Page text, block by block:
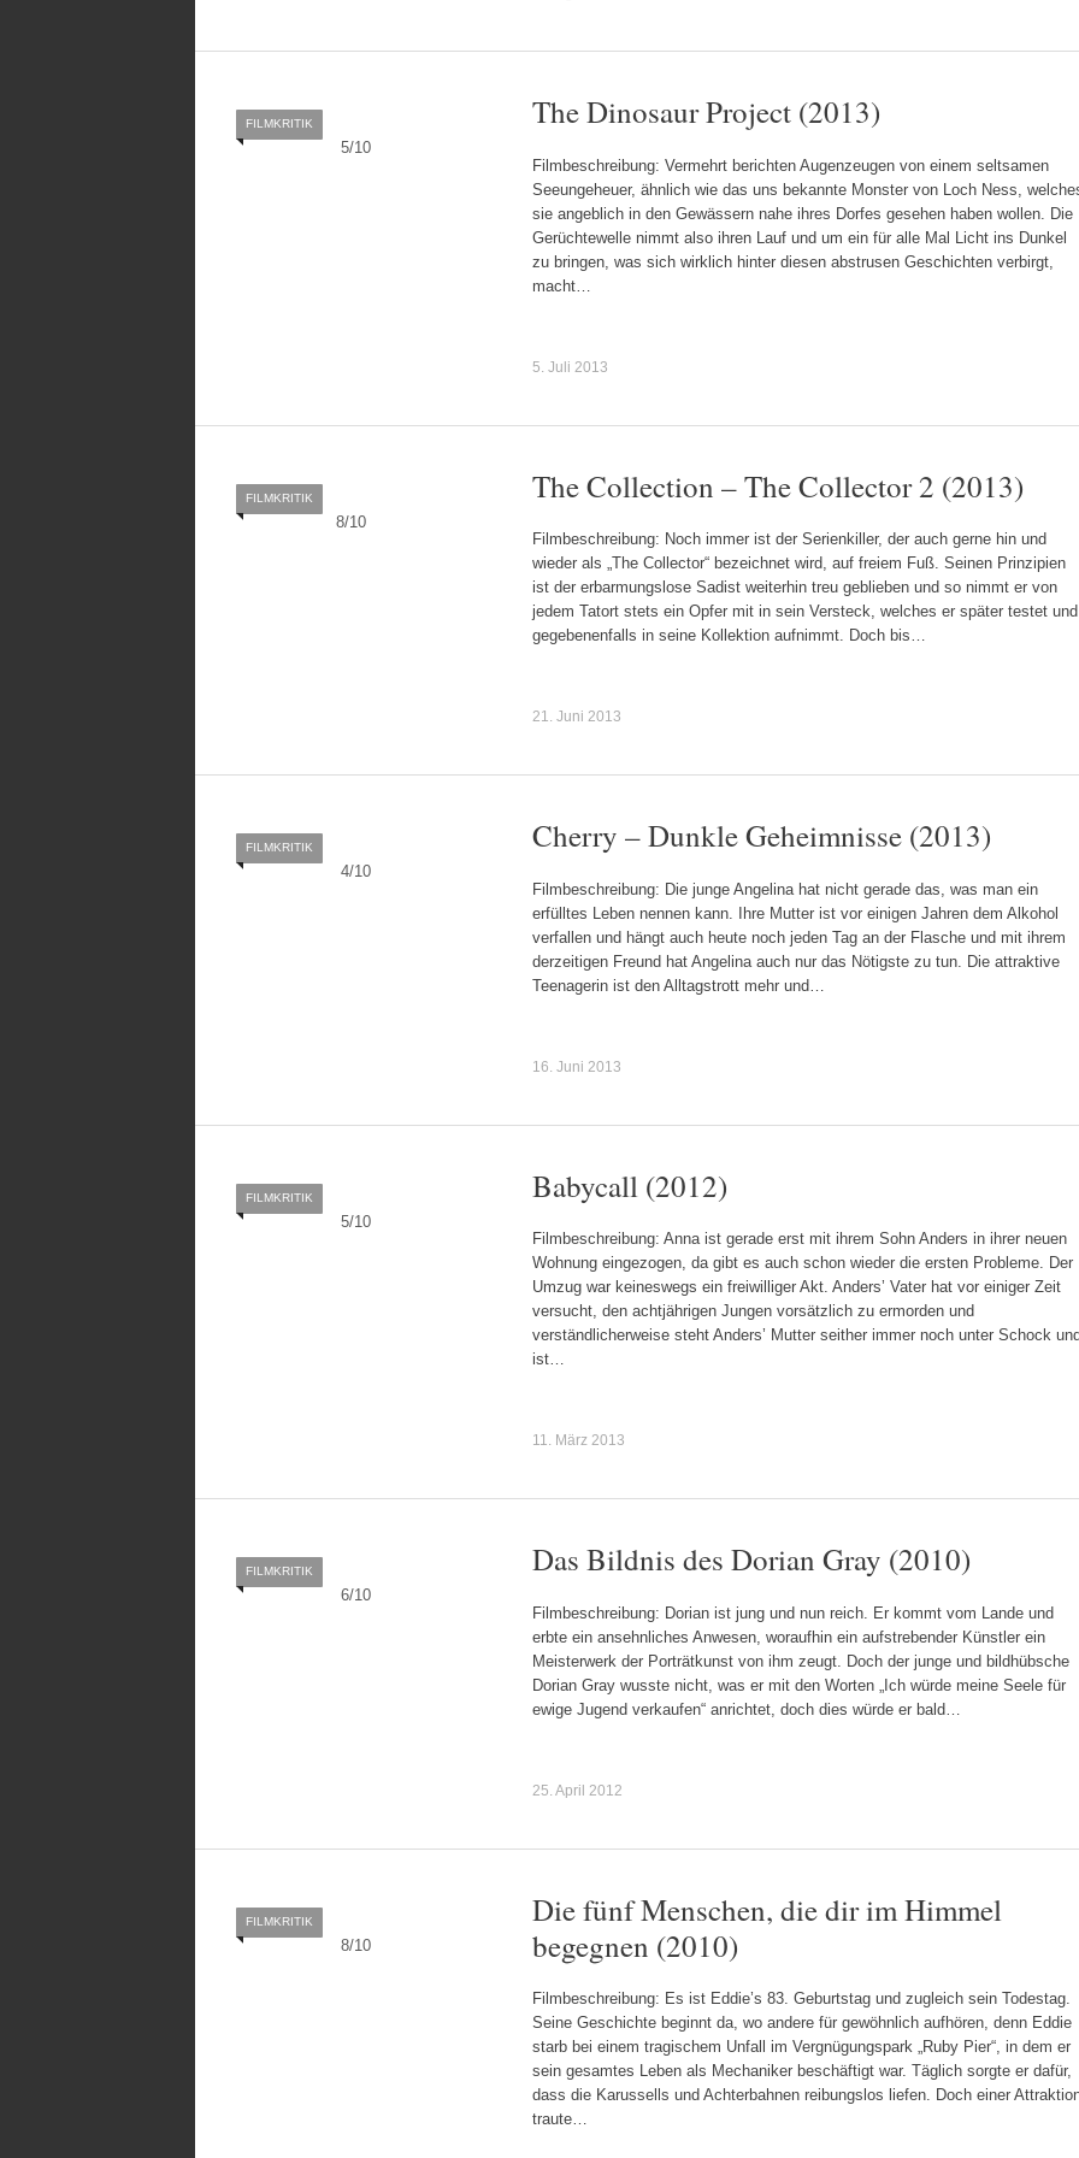
5/10
FILMKRITIK The Dinosaur Project (2013)
Filmbeschreibung: Vermehrt berichten Augenzeugen von einem seltsamen
Seeungeheuer, ähnlich wie das uns bekannte Monster von Loch Ness,
sie angeblich in den Gewässern nahe ihres Dorfes gesehen haben wollen. Die
Gerüchtewelle nimmt also ihren Lauf und um ein für alle Mal Licht ins Dunkel
zu bringen, was sich wirklich hinter diesen abstrusen Geschichten verbirgt,
macht…
5. Juli 2013
8/10
FILMKRITIK The Collection – The Collector 2 (2013)
Filmbeschreibung: Noch immer ist der Serienkiller, der auch gerne hin und
wieder als „The Collector“ bezeichnet wird, auf freiem Fuß. Seinen Prinzipien
ist der erbarmungslose Sadist weiterhin treu geblieben und so nimmt er von
jedem Tatort stets ein Opfer mit in sein Versteck, welches er später testet und
gegebenenfalls in seine Kollektion aufnimmt. Doch bis…
21. Juni 2013
4/10
FILMKRITIK Cherry – Dunkle Geheimnisse (2013)
Filmbeschreibung: Die junge Angelina hat nicht gerade das, was man ein
erfülltes Leben nennen kann. Ihre Mutter ist vor einigen Jahren dem Alkohol
verfallen und hängt auch heute noch jeden Tag an der Flasche und mit ihrem
derzeitigen Freund hat Angelina auch nur das Nötigste zu tun. Die attraktive
Teenagerin ist den Alltagstrott mehr und…
16. Juni 2013
5/10
FILMKRITIK Babycall (2012)
Filmbeschreibung: Anna ist gerade erst mit ihrem Sohn Anders in ihrer neuen
Wohnung eingezogen, da gibt es auch schon wieder die ersten Probleme. Der
Umzug war keineswegs ein freiwilliger Akt. Anders’ Vater hat vor einiger Zeit
versucht, den achtjährigen Jungen vorsätzlich zu ermorden und
verständlicherweise steht Anders’ Mutter seither immer noch unter Schock
ist…
11. März 2013
6/10
FILMKRITIK Das Bildnis des Dorian Gray (2010)
Filmbeschreibung: Dorian ist jung und nun reich. Er kommt vom Lande und
erbte ein ansehnliches Anwesen, woraufhin ein aufstrebender Künstler ein
Meisterwerk der Porträtkunst von ihm zeugt. Doch der junge und bildhübsche
Dorian Gray wusste nicht, was er mit den Worten „Ich würde meine Seele für
ewige Jugend verkaufen“ anrichtet, doch dies würde er bald…
25. April 2012
8/10
FILMKRITIK
Die fünf Menschen, die dir im Himmel
begegnen (2010)
Filmbeschreibung: Es ist Eddie’s 83. Geburtstag und zugleich sein Todestag.
Seine Geschichte beginnt da, wo andere für gewöhnlich aufhören, denn Eddie
starb bei einem tragischem Unfall im Vergnügungspark „Ruby Pier“, in dem er
sein gesamtes Leben als Mechaniker beschäftigt war. Täglich sorgte er dafür,
dass die Karussells und Achterbahnen reibungslos liefen. Doch einer
traute…